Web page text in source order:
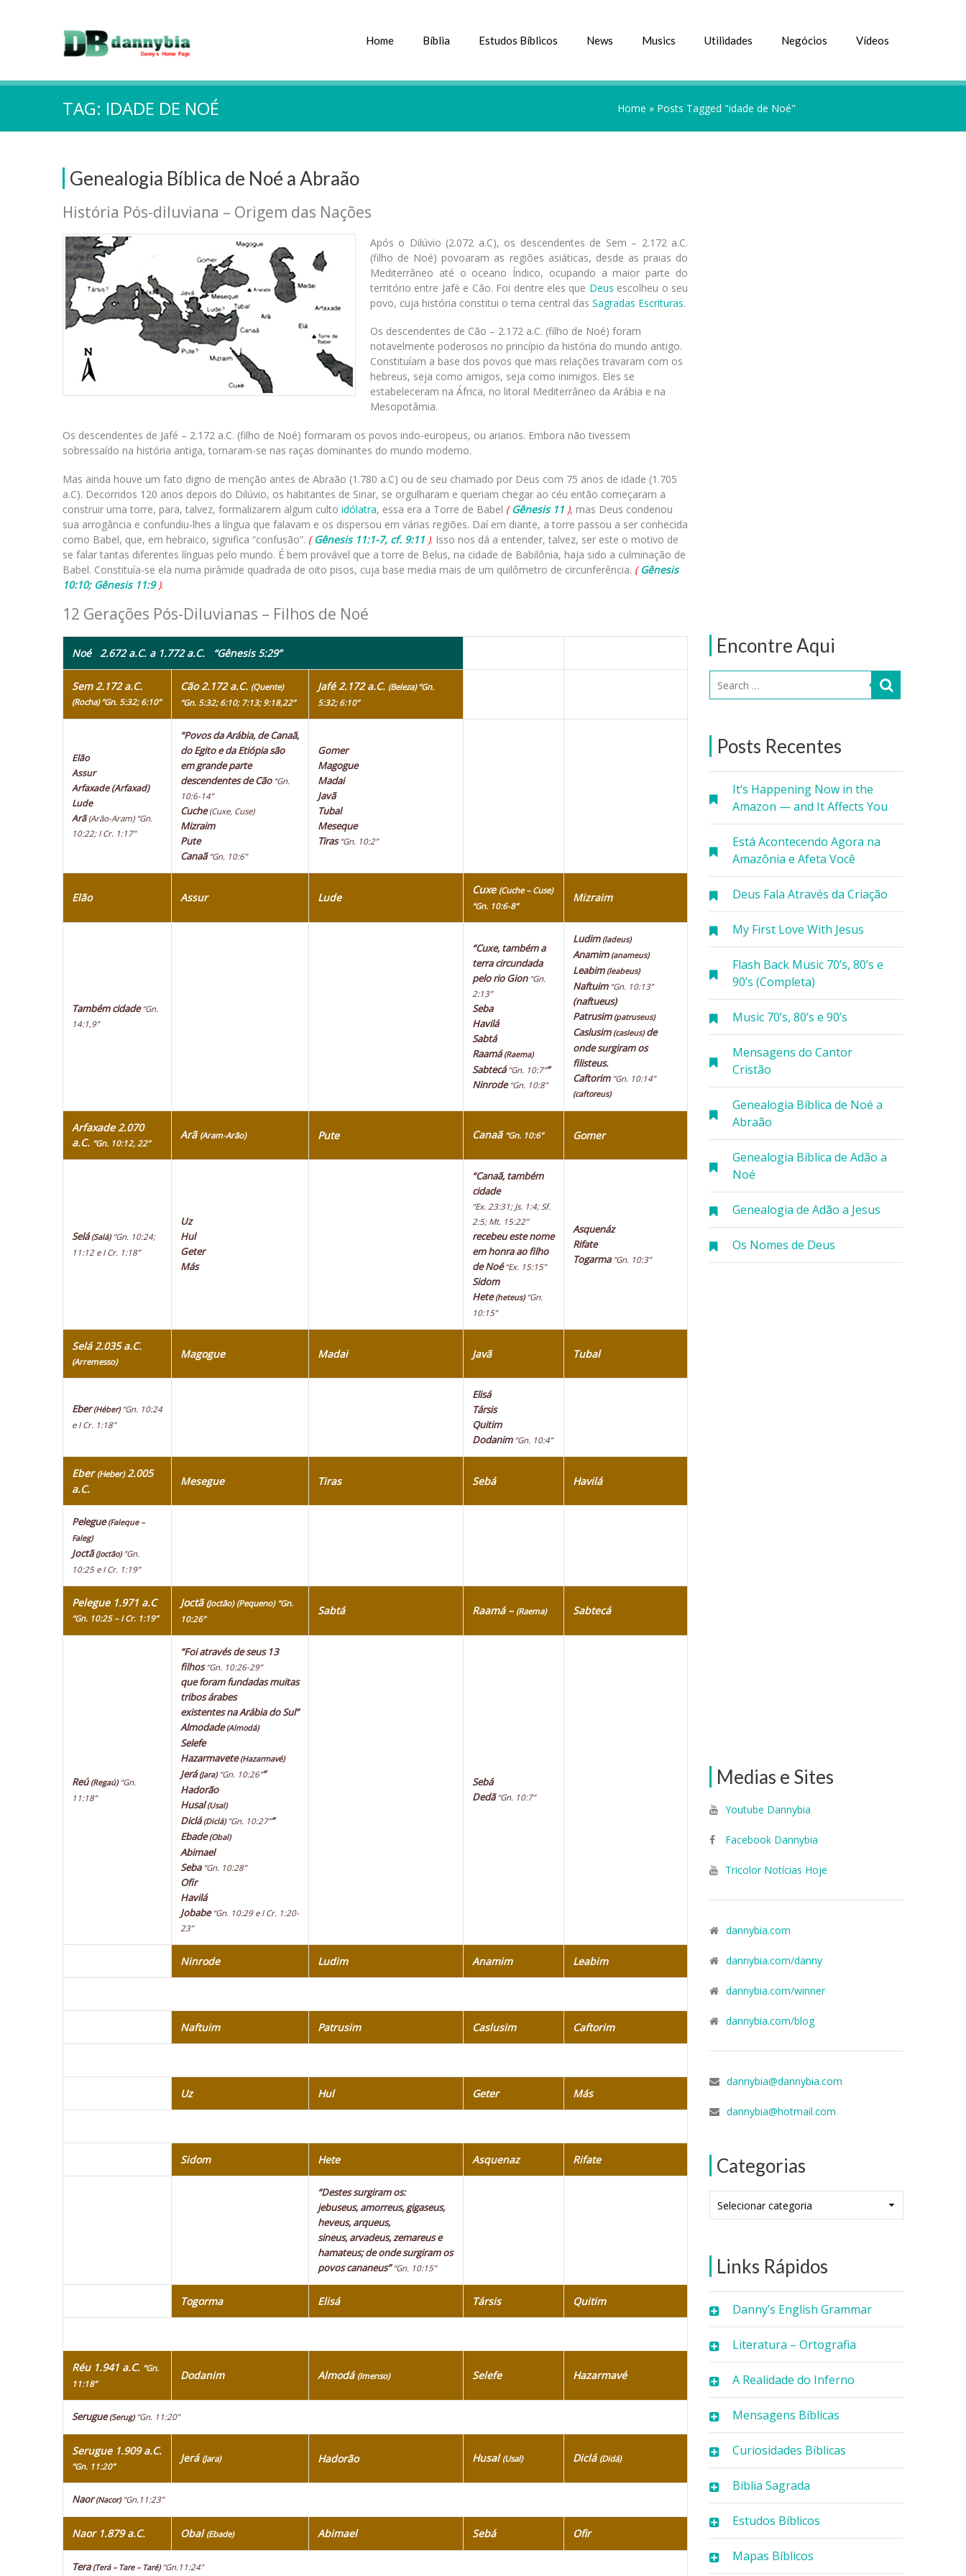
Home Bíblia Estudos Bíblicos News Musics Utilidades Negócios Vídeos
TAG: IDADE DE NOÉ Home » Posts Tagged "idade de Noé"
Encontre Aqui
Posts Recentes
It’s Happening Now in the
Amazon — and It Affects You
Está Acontecendo Agora na
Amazônia e Afeta Você
Deus Fala Através da Criação
My First Love With Jesus
Flash Back Music 70’s, 80’s e
90’s (Completa)
Music 70’s, 80’s e 90’s
Mensagens do Cantor
Cristão
Genealogia Bíblica de Noé a
Abraão
Genealogia Bíblica de Adão a
Noé
Genealogia de Adão a Jesus
Os Nomes de Deus
Medias e Sites
Youtube Dannybia
Facebook Dannybia
Tricolor Notícias Hoje
dannybia.com
dannybia.com/danny
dannybia.com/winner
dannybia.com/blog
dannybia@dannybia.com
dannybia@hotmail.com
Categorias
Links Rápidos
Danny’s English Grammar
Literatura – Ortografia
A Realidade do Inferno
Mensagens Bíblicas
Curiosidades Bíblicas
Bíblia Sagrada
Estudos Bíblicos
Mapas Bíblicos
Genealogia Bíblica de Noé a Abraão
História Pós-diluviana – Origem das Nações
Após o Dilúvio (2.072 a.C), os descendentes de Sem – 2.172 a.C.
(filho de Noé) povoaram as regiões asiáticas, desde as praias do
Mediterrâneo até o oceano Índico, ocupando a maior parte do
território entre Jafé e Cão. Foi dentre eles que Deus escolheu o seu
povo, cuja história constitui o tema central das Sagradas Escrituras.
Os descendentes de Cão – 2.172 a.C. (filho de Noé) foram
notavelmente poderosos no princípio da história do mundo antigo.
Constituíam a base dos povos que mais relações travaram com os
hebreus, seja como amigos, seja como inimigos. Eles se
estabeleceram na África, no litoral Mediterrâneo da Arábia e na
Mesopotâmia.
Os descendentes de Jafé – 2.172 a.C. (filho de Noé) formaram os povos indo-europeus, ou arianos. Embora não tivessem
sobressaído na história antiga, tornaram-se nas raças dominantes do mundo moderno.
Mas ainda houve um fato digno de menção antes de Abraão (1.780 a.C) ou de seu chamado por Deus com 75 anos de idade (1.705
a.C). Decorridos 120 anos depois do Dilúvio, os habitantes de Sinar, se orgulharam e queriam chegar ao céu então começaram a
construir uma torre, para, talvez, formalizarem algum culto idólatra, essa era a Torre de Babel (Gênesis 11 ), mas Deus condenou
sua arrogância e confundiu-lhes a língua que falavam e os dispersou em várias regiões. Daí em diante, a torre passou a ser conhecida
como Babel, que, em hebraico, significa “confusão”. (Gênesis 11:1-7, cf. 9:11 ). Isso nos dá a entender, talvez, ser este o motivo de
se falar tantas diferentes línguas pelo mundo. É bem provável que a torre de Belus, na cidade de Babilônia, haja sido a culminação de
Babel. Constituía-se ela numa pirâmide quadrada de oito pisos, cuja base media mais de um quilômetro de circunferência. (Gênesis
10:10; Gênesis 11:9).
12 Gerações Pós-Diluvianas – Filhos de Noé
Noé 2.672 a.C. a 1.772 a.C. “Gênesis 5:29”
Sem 2.172 a.C.
(Rocha) “Gn. 5:32; 6:10”
Cão 2.172 a.C. (Quente)
“Gn. 5:32; 6:10; 7:13; 9:18,22”
Jafé 2.172 a.C. (Beleza) “Gn.
5:32; 6:10”
Elão
Assur
Arfaxade (Arfaxad)
Lude
Arã (Arão-Aram) “Gn.
10:22; I Cr. 1:17”
“Povos da Arábia, de Canaã,
do Egito e da Etiópia são
em grande parte
descendentes de Cão “Gn.
10:6-14”
Cuche(Cuxe, Cuse)
Mizraim
Pute
Canaã“Gn. 10:6”
Gomer
Magogue
Madai
Javã
Tubal
Meseque
Tiras“Gn. 10:2”
Elão Assur Lude
Cuxe (Cuche – Cuse)
“Gn. 10:6-8”
Mizraim
Também cidade“Gn.
14:1,9”
“Cuxe, também a
terra circundada
pelo rio Gion “Gn.
2:13”
Seba
Havilá
Sabtá
Raamá(Raema)
Sabtecá“Gn. 10:7”“
Ninrode“Gn. 10:8”
Ludim (ladeus)
Anamim (anameus)
Leabim (leabeus)
Naftuim “Gn. 10:13”
(naftueus)
Patrusim (patruseus)
Caslusim (casleus)de
onde surgiram os
filisteus.
Caftorim “Gn. 10:14”
(caftoreus)
Arfaxade 2.070
a.C. “Gn. 10:12, 22”
Arã (Aram-Arão) Pute Canaã “Gn. 10:6” Gomer
Selá(Salá) “Gn. 10:24;
11:12 e I Cr. 1:18”
Uz
Hul
Geter
Más
“Canaã, também
cidade
“Ex. 23:31; Js. 1:4; Sf.
2:5; Mt. 15:22”
recebeu este nome
em honra ao filho
de Noé“Ex. 15:15”
Sidom
Hete(heteus) “Gn.
10:15”
Asquenáz
Rifate
Togarma “Gn. 10:3”
Selá 2.035 a.C.
(Arremesso)
Magogue Madai Javã Tubal
Eber(Héber) “Gn. 10:24
e I Cr. 1:18”
Elisá
Társis
Quitim
Dodanim “Gn. 10:4”
Eber (Heber)2.005
a.C.
Mesegue Tiras Sebá Havilá
Pelegue(Faleque –
Faleg)
Joctã(Joctão) “Gn.
10:25 e I Cr. 1:19”
Pelegue 1.971 a.C
“Gn. 10:25 – I Cr. 1:19”
Joctã (Joctão) (Pequeno) “Gn.
10:26”
Sabtá Raamá – (Raema) Sabtecá
Reú(Regaú) “Gn.
11:18”
“Foi através de seus 13
filhos“Gn. 10:26-29”
que foram fundadas muitas
tribos árabes
existentes na Arábia do Sul”
Almodade(Almodá)
Selefe
Hazarmavete(Hazarmavé)
Jerá(Jara) “Gn. 10:26”“
Hadorão
Husal(Usal)
Diclá(Diclá) “Gn. 10:27”“
Ebade(Obal)
Abimael
Seba “Gn. 10:28”
Ofir
Havilá
Jobabe“Gn. 10:29 e I Cr. 1:20-
23”
Sebá
Dedã“Gn. 10:7”
Ninrode Ludim Anamim Leabim
Naftuim Patrusim Caslusim Caftorim
Uz Hul Geter Más
Sidom Hete Asquenaz Rifate
“Destes surgiram os:
jebuseus, amorreus, gigaseus,
heveus, arqueus,
sineus, arvadeus, zemareus e
hamateus; de onde surgiram os
povos cananeus”“Gn. 10:15”
Togorma Elisá Társis Quitim
Réu 1.941 a.C. “Gn.
11:18”
Dodanim Almodá (Imenso) Selefe Hazarmavé
Serugue(Serug) “Gn. 11:20”
Serugue 1.909 a.C.
“Gn. 11:20”
Jerá (Jara) Hadorão Husal (Usal) Diclá (Didá)
Naor(Nacor) “Gn.11:23”
Naor 1.879 a.C. Obal (Ebade) Abimael Sebá Ofir
Tera (Terá – Tare – Taré) “Gn.11:24”